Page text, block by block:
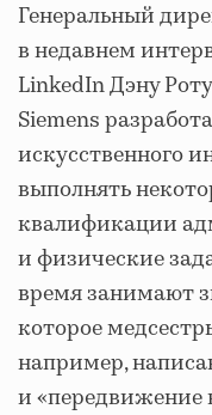
Генеральный
в недавнем
LinkedIn Дэну
Siemens
искусственного
выполнять
квалификации
и физические
время занимают
которое
например,
и «передвижение